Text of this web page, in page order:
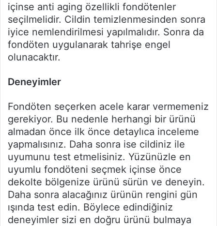
içinse anti aging özellikli fondötenler
seçilmelidir. Cildin temizlenmesinden sonra
iyice nemlendirilmesi yapılmalıdır. Sonra da
fondöten uygulanarak tahrişe engel
olunacaktır.
Deneyimler
Fondöten seçerken acele karar vermemeniz
gerekiyor. Bu nedenle herhangi bir ürünü
almadan önce ilk önce detaylıca inceleme
yapmalısınız. Daha sonra ise cildiniz ile
uyumunu test etmelisiniz. Yüzünüzle en
uyumlu fondöteni seçmek içinse önce
dekolte bölgenize ürünü sürün ve deneyin.
Daha sonra alacağınız ürünün rengini gün
ışında test edin. Böylece edindiğiniz
deneyimler sizi en doğru ürünü bulmaya